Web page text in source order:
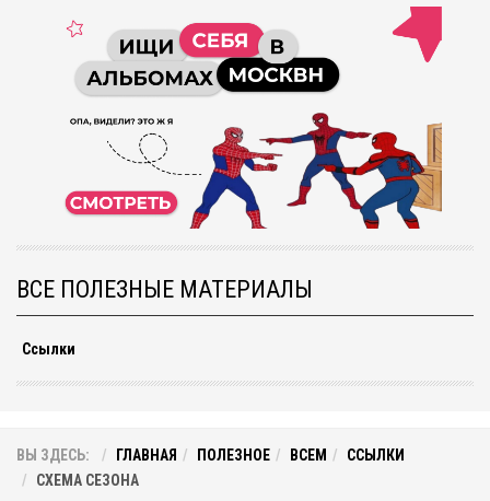
ВСЕ ПОЛЕЗНЫЕ МАТЕРИАЛЫ
Ссылки
ВЫ ЗДЕСЬ: ГЛАВНАЯ ПОЛЕЗНОЕ ВСЕМ
ССЫЛКИ
СХЕМА СЕЗОНА